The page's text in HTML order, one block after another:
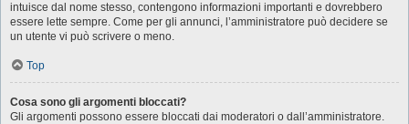
intuisce dal nome stesso, contengono informazioni importanti e dovrebbero
essere lette sempre. Come per gli annunci, l’amministratore può decidere se
un utente vi può scrivere o meno.
Top
Cosa sono gli argomenti bloccati?
Gli argomenti possono essere bloccati dai moderatori o dall’amministratore.